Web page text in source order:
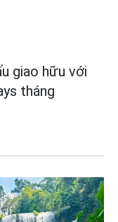
giao hữu với
tháng